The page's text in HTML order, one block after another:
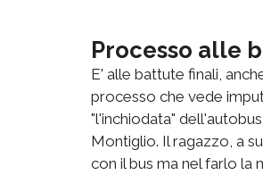
Processo alle
E' alle battute finali,
processo che vede
"l'inchiodata"
Montiglio. Il ragazzo, a
con il bus ma nel farlo la